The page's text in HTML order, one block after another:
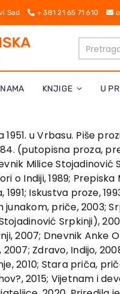
Sad + 381 21 65 71 610
KNJIGE U
1951. u Vrbasu. Piše
(putopisna proza,
Milice Stojadinović
o Indiji, 1989;
Iskustva proze,
junakom, priče, 2003;
Srpkinji),
2007; Dnevnik Anke
Zdravo, Indijo,
2010; Stara priča,
2015; Vijetnam i